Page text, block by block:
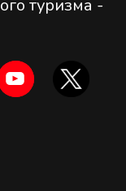
туризма -